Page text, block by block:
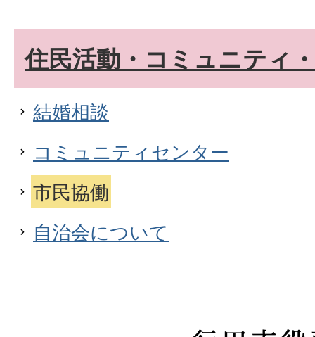
住民活動・コミュニティ
結婚相談
コミュニティセンター
市民協働
自治会について